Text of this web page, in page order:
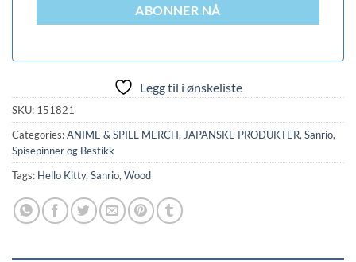
ABONNER NÅ
Legg til i ønskeliste
SKU: 151821
Categories:ANIME & SPILL MERCH,JAPANSKE PRODUKTER,Sanrio,
Spisepinner og Bestikk
Tags: Hello Kitty,Sanrio,Wood